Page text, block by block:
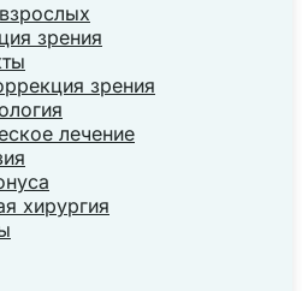
зрения
зрения
лечение
хирургия